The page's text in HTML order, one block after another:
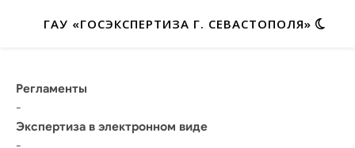
ГАУ «ГОСЭКСПЕРТИЗА Г. СЕВАСТОПОЛЯ»
Регламенты
-
Экспертиза в электронном виде